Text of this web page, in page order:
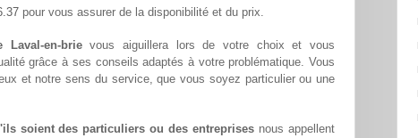
pour vous assurer de la disponibilité et du prix.
Laval-en-brievous aiguillera lors de votre choix et vous
grâce à ses conseils adaptés à votre problématique. Vous
et notre sens du service, que vous soyez particulier ou une
soient des particuliers ou des entreprises nous appellent